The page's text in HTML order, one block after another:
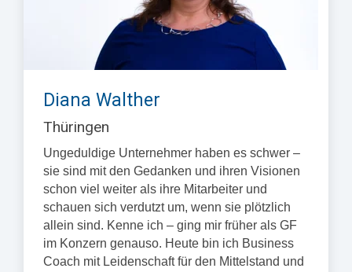
Diana Walther
Thüringen
Ungeduldige Unternehmer haben es schwer –
sie sind mit den Gedanken und ihren Visionen
schon viel weiter als ihre Mitarbeiter und
schauen sich verdutzt um, wenn sie plötzlich
allein sind. Kenne ich – ging mir früher als GF
im Konzern genauso. Heute bin ich Business
Coach mit Leidenschaft für den Mittelstand und